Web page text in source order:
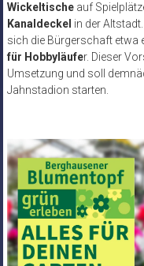
Wickeltischeauf
Kanaldeckel in der
sich die Bürgerschaft etwa
für Hobbyläufer. Dieser
Umsetzung und soll
Jahnstadion starten.